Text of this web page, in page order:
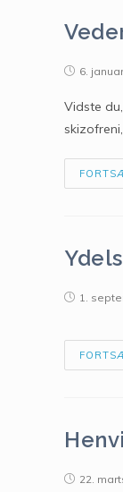
6.
Vidste
1.
22.